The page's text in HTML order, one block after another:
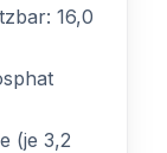
16,0
(je 3,2